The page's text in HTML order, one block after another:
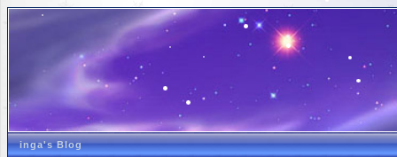
inga's Blog